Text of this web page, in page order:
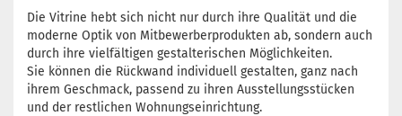
Die Vitrine hebt sich nicht nur durch ihre Qualität und die
moderne Optik von Mitbewerberprodukten ab, sondern auch
durch ihre vielfältigen gestalterischen Möglichkeiten.
Sie können die Rückwand individuell gestalten, ganz nach
ihrem Geschmack, passend zu ihren Ausstellungsstücken
und der restlichen Wohnungseinrichtung.